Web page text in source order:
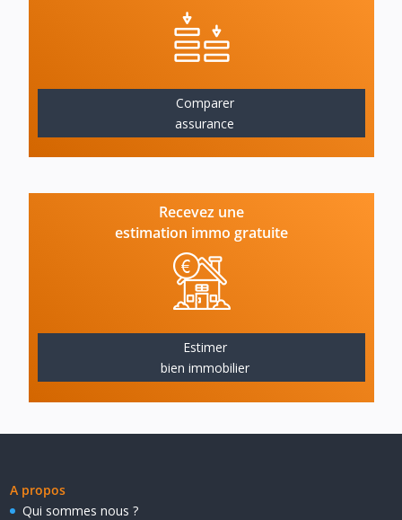
Comparer
assurance
Recevez une
estimation immo gratuite
Estimer
bien immobilier
A propos
Qui sommes nous ?